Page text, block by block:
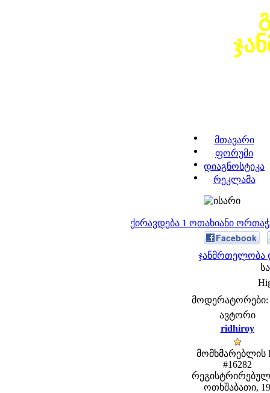
მთავარი
ფორუმი
დიაგნოსტიკა
რეკლამა
ქირავდება 1 ოთახიანი
Facebook
ჯანმრთელობა
მოდერატორები:
ავტორი
ridhiroy
მომხმარებლის
#16282
ოთხშაბათი, 19